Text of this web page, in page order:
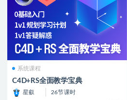
系统课程
C4D+RS全面教学宝典
星叡
26节课时